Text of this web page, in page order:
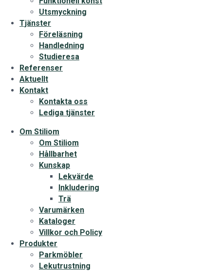
Utsmyckning
Tjänster
Föreläsning
Handledning
Studieresa
Referenser
Aktuellt
Kontakt
Kontakta oss
Lediga tjänster
Om Stiliom
Om Stiliom
Hållbarhet
Kunskap
Lekvärde
Inkludering
Trä
Varumärken
Kataloger
Villkor och Policy
Produkter
Parkmöbler
Lekutrustning